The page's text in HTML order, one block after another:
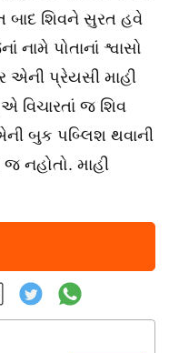
બાદ શિવને સુરત હવે
પોતાનાં શ્વાસો
એની પ્રેયસી માહી
વિચારતાં જ શિવ
બુક પબ્લિશ થવાની
જ નહોતો. માહી